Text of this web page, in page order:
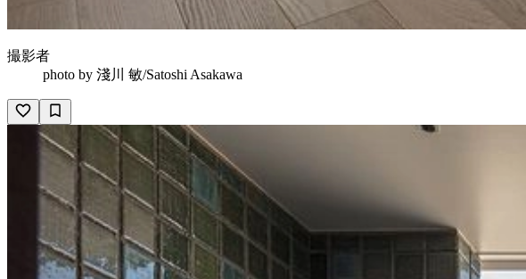
撮影者
photo by 淺川 敏/Satoshi Asakawa